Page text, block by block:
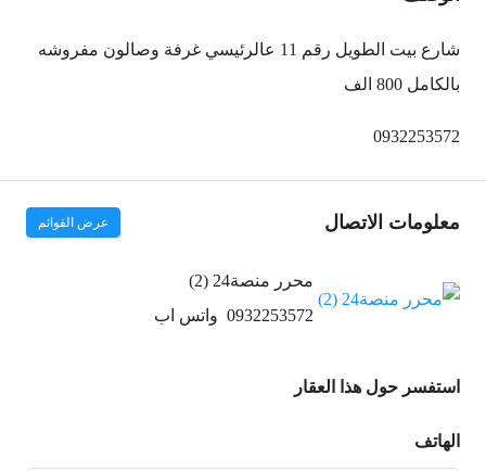
شارع بيت الطويل رقم 11 عالرئيسي غرفة وصالون مفروشه
بالكامل 800 الف
0932253572
معلومات الاتصال عرض القوائم
محرر منصة24 (2)
0932253572 واتس اب
استفسر حول هذا العقار
الهاتف